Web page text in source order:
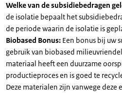
Welke van de subsidiebedragen
de isolatie bepaalt het
de periode waarin de isolatie is
Biobased Bonus: Een bonus bij uw
gebruik van biobased
materiaal heeft een duurzame
productieproces en is goed te
Deze materialen zijn vanwege deze